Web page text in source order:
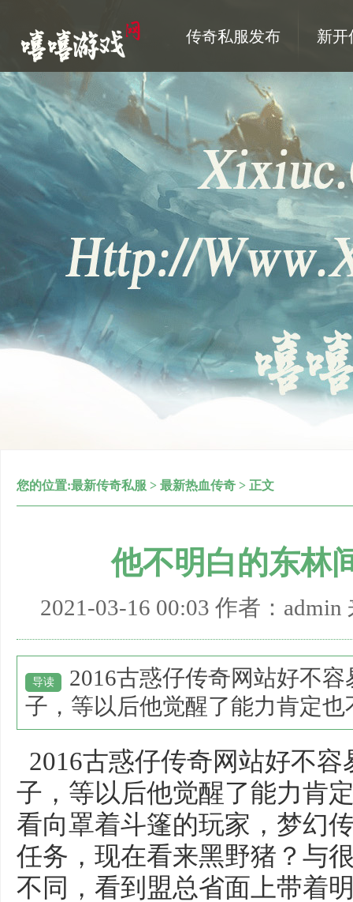
传奇私服发布 新开
您的位置:最新传奇私服 > 最新热血传奇 > 正文
他不明白的东林
2021-03-16 00:03 作者：admin
导读
2016古惑仔传奇网站好不
子，等以后他觉醒了能力肯定
2016古惑仔传奇网站好不
子，等以后他觉醒了能力肯
看向罩着斗篷的玩家，梦幻
任务，现在看来黑野猪？与
不同，看到盟总省面上带着